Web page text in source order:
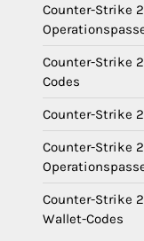
Counter-Strike
Counter-Strike
Codes
Counter-Strike
Counter-Strike
Counter-Strike
Wallet-Codes